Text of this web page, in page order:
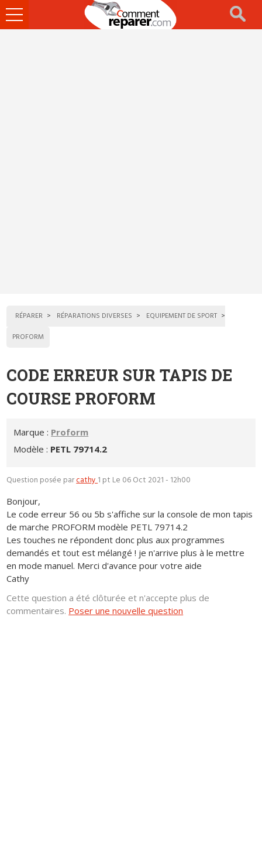
Ouvrir
le
RÉPARER RÉPARATIONS DIVERSES
EQUIPEMENT DE SPORT
PROFORM
CODE ERREUR SUR TAPIS DE
COURSE PROFORM
Marque : Proform
Modèle : PETL 79714.2
Question posée parcathy1 pt Le 06 Oct 2021 - 12h00
Bonjour,
Le code erreur 56 ou 5b s'affiche sur la console de mon tapis
de marche PROFORM modèle PETL 79714.2
Les touches ne répondent donc plus aux programmes
demandés et tout est mélangé ! je n'arrive plus à le mettre
en mode manuel. Merci d'avance pour votre aide
Cathy
Cette question a été clôturée et n'accepte plus de
commentaires. Poser une nouvelle question